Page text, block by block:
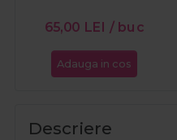
65,00 LEI / buc
Adauga in cos
Descriere